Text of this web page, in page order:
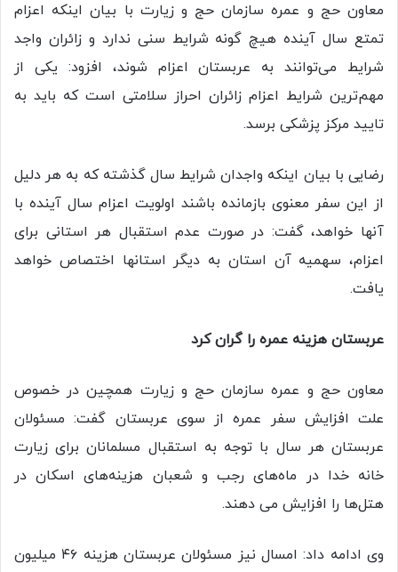
معاون حج و عمره سازمان حج و زیارت با بیان اینکه اعزام
تمتع سال آینده هیچ گونه شرایط سنی ندارد و زائران واجد
شرایط می‌توانند به عربستان اعزام شوند، افزود: یکی از
مهم‌ترین شرایط اعزام زائران احراز سلامتی است که باید به
تایید مرکز پزشکی برسد.
رضایی با بیان اینکه واجدان شرایط سال گذشته که به هر دلیل
از این سفر معنوی بازمانده باشند اولویت اعزام سال آینده با
آنها خواهد، گفت: در صورت عدم استقبال هر استانی برای
اعزام، سهمیه آن استان به دیگر استانها اختصاص خواهد
یافت.
عربستان هزینه عمره را گران کرد
معاون حج و عمره سازمان حج و زیارت همچین در خصوص
علت افزایش سفر عمره از سوی عربستان گفت: مسئولان
عربستان هر سال با توجه به استقبال مسلمانان برای زیارت
خانه خدا در ماه‌های رجب و شعبان هزینه‌های اسکان در
هتل‌ها را افزایش می دهند.
وی ادامه داد: امسال نیز مسئولان عربستان هزینه ۴۶ میلیون